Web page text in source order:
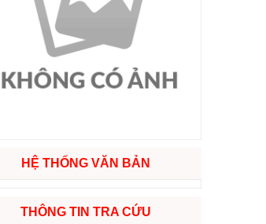
đồng nhân dân các cấp nhiệm kỳ 2026 - 2031
HỆ THỐNG VĂN BẢN
THÔNG TIN TRA CỨU